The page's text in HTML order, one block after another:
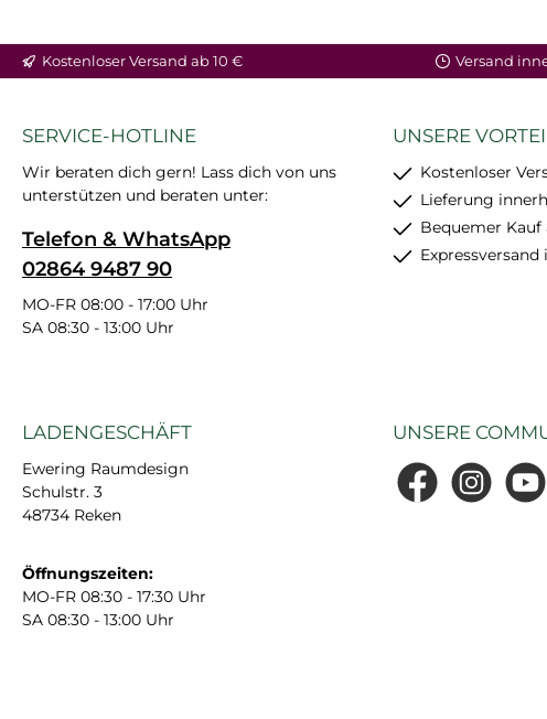
Kostenloser Versand ab 10 € Versand
SERVICE-HOTLINE
Wir beraten dich gern! Lass dich von uns
unterstützen und beraten unter:
Telefon & WhatsApp
02864 9487 90
MO-FR 08:00 - 17:00 Uhr
SA 08:30 - 13:00 Uhr
UNSERE
Kostenloser
Lieferung
Bequemer Kauf
LADENGESCHÄFT
Ewering Raumdesign
Schulstr. 3
48734 Reken
Öffnungszeiten:
MO-FR 08:30 - 17:30 Uhr
SA 08:30 - 13:00 Uhr
UNSERE
FacebookInstagram